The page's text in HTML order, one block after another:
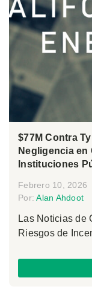
$77M Contra
Negligencia
Instituciones
Febrero 10, 2026
Por:Alan Ahdoot
Las Noticias de
Riesgos de